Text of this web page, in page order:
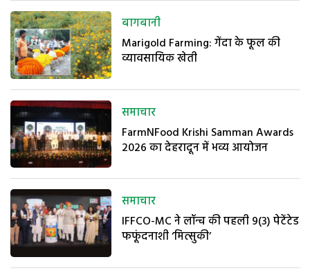
बागबानी
Marigold Farming: गेंदा के फूल की
व्यावसायिक खेती
समाचार
FarmNFood Krishi Samman Awards
2026 का देहरादून में भव्य आयोजन
समाचार
IFFCO-MC ने लॉन्च की पहली 9(3) पेटेंटेड
फफूंदनाशी ‘मित्सुकी’